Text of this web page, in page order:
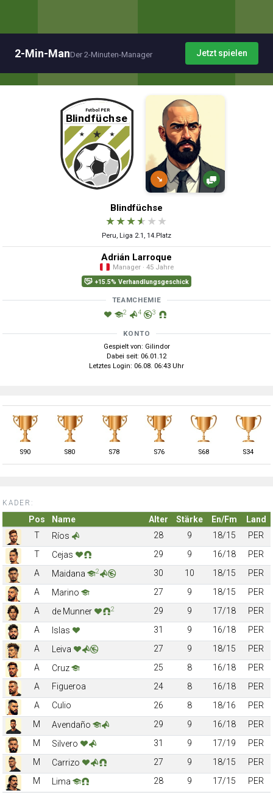
2-Min-ManDer 2-Minuten-Manager Jetzt spielen
↘
Blindfüchse
★★★★ ★ ★
Peru, Liga 2.1, 14.Platz
Adrián Larroque
Manager · 45 Jahre
+15.5% Verhandlungsgeschick
TEAMCHEMIE
2 4 3
KONTO
Gespielt von: Gilindor
Dabei seit: 06.01.12
Letztes Login: 06.08. 06:43 Uhr
S90 S80 S78 S76 S68 S34
KADER:
Pos Name Alter Stärke En/Fm
Land
T
Ríos 28 9 18/15
PER
T
Cejas 29 9 16/18
PER
A
Maidana 2 30 10 18/15
PER
A
Marino 27 9 18/15
PER
A
de Munner 2 29 9 17/18
PER
A
Islas 31 9 16/18
PER
A
Leiva 27 9 18/15
PER
A
Cruz 25 8 16/18
PER
A
Figueroa 24 8 16/18
PER
A
Culio 26 8 18/16
PER
M
Avendaño 29 9 16/18
PER
M
Silvero 31 9 17/19
PER
M
Carrizo 27 9 18/15
PER
M
Lima 28 9 17/15
PER